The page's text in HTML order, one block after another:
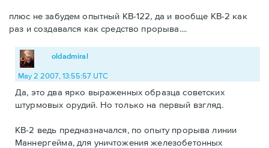
плюс не забудем опытный КВ-122, да и вообще КВ-2 как
раз и создавался как средство прорыва....
oldadmiral
May 2 2007, 13:55:57 UTC
Да, это два ярко выраженных образца советских
штурмовых орудий. Но только на первый взгляд.
КВ-2 ведь предназначался, по опыту прорыва линии
Маннергейма, для уничтожения железобетонных